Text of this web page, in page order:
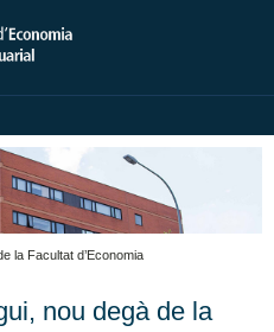
la Facultat d’Economia
nou degà de la